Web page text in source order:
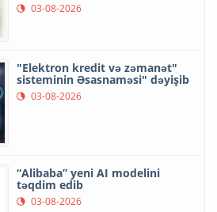
03-08-2026
"Elektron kredit və zəmanət"
sisteminin Əsasnaməsi" dəyişib
03-08-2026
“Alibaba” yeni AI modelini
təqdim edib
03-08-2026